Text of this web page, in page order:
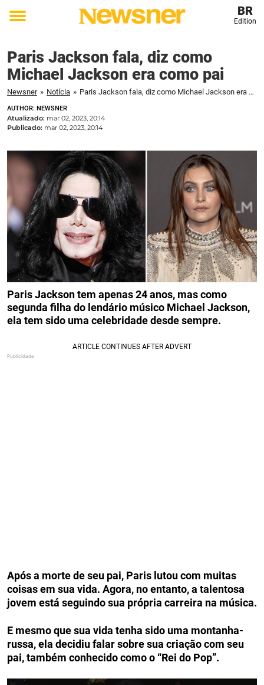
Toggle
BR
Edition
Paris Jackson fala, diz como
Michael Jackson era como pai
Newsner » Notícia » Paris Jackson fala, diz como Michael Jackson era como pai
AUTHOR: NEWSNER
Atualizado: mar 02, 2023, 20:14
Publicado: mar 02, 2023, 20:14
Paris Jackson tem apenas 24 anos, mas como
segunda filha do lendário músico Michael Jackson,
ela tem sido uma celebridade desde sempre.
Após a morte de seu pai, Paris lutou com muitas
coisas em sua vida. Agora, no entanto, a talentosa
jovem está seguindo sua própria carreira na música.
E mesmo que sua vida tenha sido uma montanha-
russa, ela decidiu falar sobre sua criação com seu
pai, também conhecido como o “Rei do Pop”.